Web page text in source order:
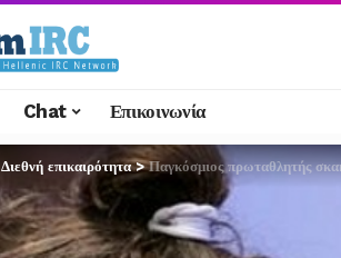
Chat Επικοινωνία
Διεθνή επικαιρότητα>Παγκόσμιος πρωταθλητής